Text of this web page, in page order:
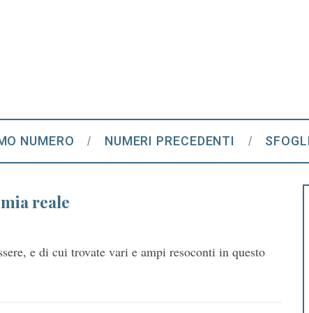
NUMERO NUMERI PRECEDENTI
reale
e di cui trovate vari e ampi resoconti in questo